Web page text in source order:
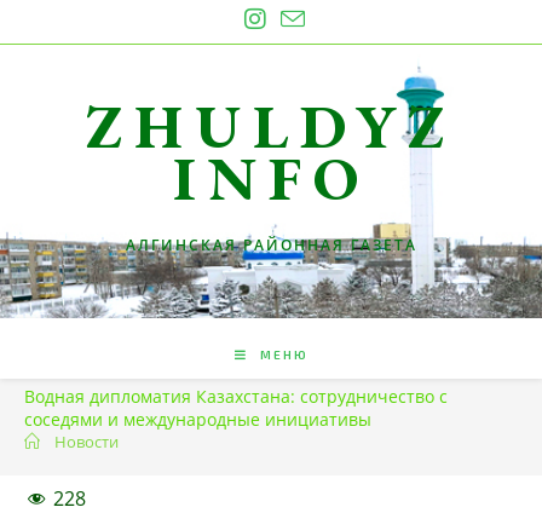
к
ZHULDYZ
INFO
АЛГИНСКАЯ РАЙОННАЯ ГАЗЕТА
МЕНЮ
Водная дипломатия Казахстана: сотрудничество с
соседями и международные инициативы
Новости
228